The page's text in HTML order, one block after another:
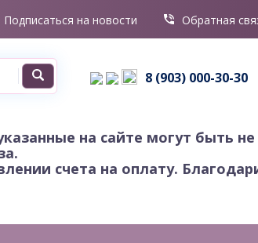
Подписаться на новости Обратная
8 (903) 000-30-30
на сайте могут быть
счета на оплату.